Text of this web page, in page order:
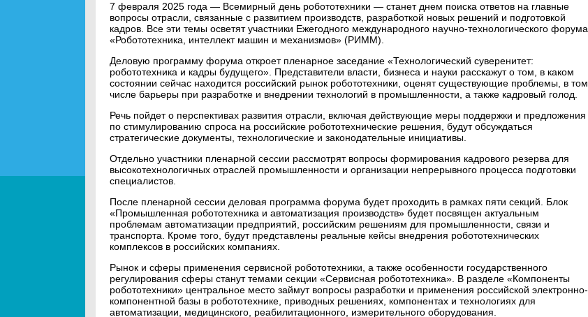
7 февраля 2025 года — Всемирный день робототехники — станет днем поиска ответов на главные
вопросы отрасли, связанные с развитием производств, разработкой новых решений и подготовкой
кадров. Все эти темы осветят участники Ежегодного международного научно-технологического форума
«Робототехника, интеллект машин и механизмов» (РИММ).
Деловую программу форума откроет пленарное заседание «Технологический суверенитет:
робототехника и кадры будущего». Представители власти, бизнеса и науки расскажут о том, в каком
состоянии сейчас находится российский рынок робототехники, оценят существующие проблемы, в том
числе барьеры при разработке и внедрении технологий в промышленности, а также кадровый голод.
Речь пойдет о перспективах развития отрасли, включая действующие меры поддержки и предложения
по стимулированию спроса на российские робототехнические решения, будут обсуждаться
стратегические документы, технологические и законодательные инициативы.
Отдельно участники пленарной сессии рассмотрят вопросы формирования кадрового резерва для
высокотехнологичных отраслей промышленности и организации непрерывного процесса подготовки
специалистов.
После пленарной сессии деловая программа форума будет проходить в рамках пяти секций. Блок
«Промышленная робототехника и автоматизация производств» будет посвящен актуальным
проблемам автоматизации предприятий, российским решениям для промышленности, связи и
транспорта. Кроме того, будут представлены реальные кейсы внедрения робототехнических
комплексов в российских компаниях.
Рынок и сферы применения сервисной робототехники, а также особенности государственного
регулирования сферы станут темами секции «Сервисная робототехника». В разделе «Компоненты
робототехники» центральное место займут вопросы разработки и применения российской электронно-
компонентной базы в робототехнике, приводных решениях, компонентах и технологиях для
автоматизации, медицинского, реабилитационного, измерительного оборудования.